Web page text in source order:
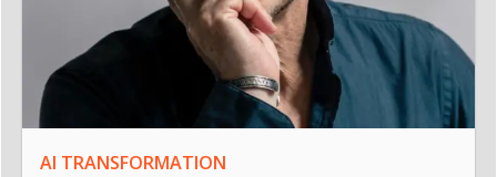
AI TRANSFORMATION